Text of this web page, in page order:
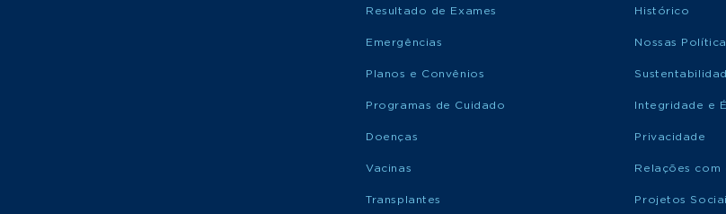
Resultado de Exames
Emergências
Planos e Convênios
Programas de Cuidado
Doenças
Vacinas
Transplantes
Histórico
Nossas
Integridade e
Privacidade
Relações com
Projetos